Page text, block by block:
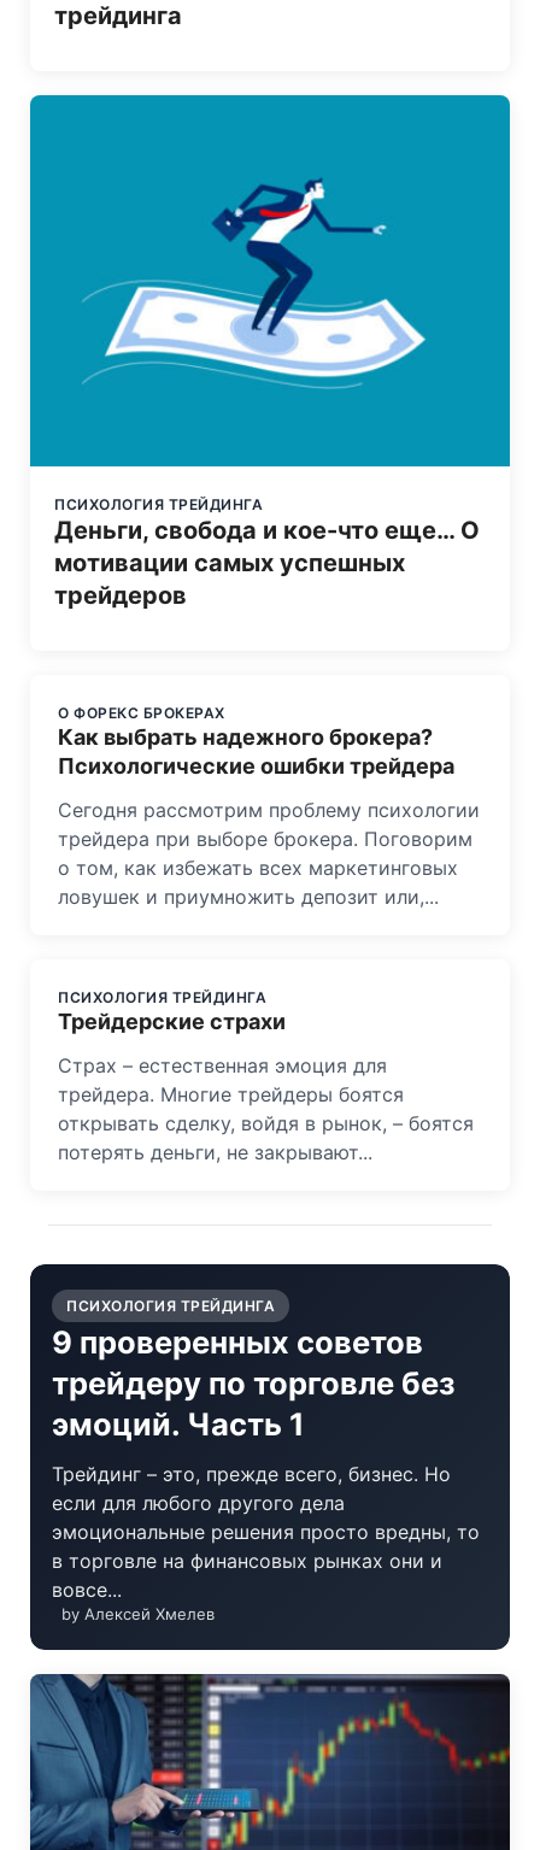
трейдинга
ПСИХОЛОГИЯ ТРЕЙДИНГА
Деньги, свобода и кое-что еще… О
мотивации самых успешных
трейдеров
О ФОРЕКС БРОКЕРАХ
Как выбрать надежного брокера?
Психологические ошибки трейдера
Сегодня рассмотрим проблему психологии
трейдера при выборе брокера. Поговорим
о том, как избежать всех маркетинговых
ловушек и приумножить депозит или,...
ПСИХОЛОГИЯ ТРЕЙДИНГА
Трейдерские страхи
Страх – естественная эмоция для
трейдера. Многие трейдеры боятся
открывать сделку, войдя в рынок, – боятся
потерять деньги, не закрывают...
ПСИХОЛОГИЯ ТРЕЙДИНГА
9 проверенных советов
трейдеру по торговле без
эмоций. Часть 1
Трейдинг – это, прежде всего, бизнес. Но
если для любого другого дела
эмоциональные решения просто вредны, то
в торговле на финансовых рынках они и
вовсе...
by Алексей Хмелев